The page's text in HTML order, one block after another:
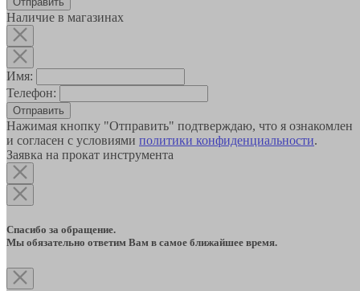
Наличие в магазинах
Имя:
Телефон:
Отправить
Нажимая кнопку "Отправить" подтверждаю, что я ознакомлен
и согласен с условиями политики конфиденциальности.
Заявка на прокат инструмента
Спасибо за обращение.
Мы обязательно ответим Вам в самое ближайшее время.